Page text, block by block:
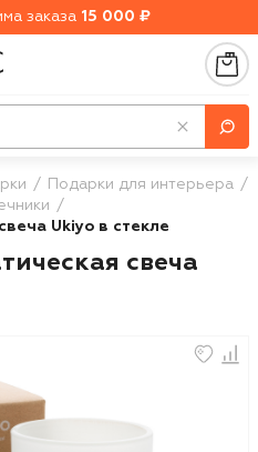
заказа 15 000 ₽
Подарки для интерьера
Ukiyo в стекле
свеча